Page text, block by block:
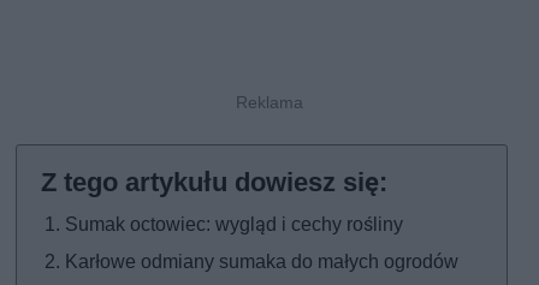
Sumak octowiec: wygląd i cechy rośliny
Karłowe odmiany sumaka do małych ogrodów